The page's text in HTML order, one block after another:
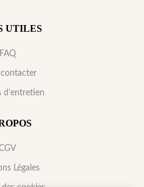
UTILES
FAQ
d'entretien
Légales